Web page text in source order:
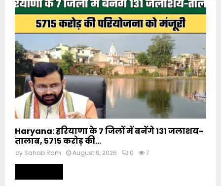
Haryana: हरियाणा के 7 जिलों में बनेंगे 131 जलाशय-
तालाब, 5715 करोड़ की...
by Sahab Ram August 9, 2026 0 7